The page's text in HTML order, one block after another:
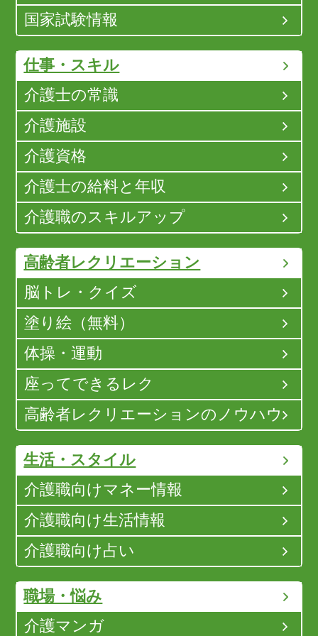
国家試験情報
仕事・スキル
介護士の常識
介護施設
介護資格
介護士の給料と年収
介護職のスキルアップ
高齢者レクリエーション
脳トレ・クイズ
塗り絵（無料）
体操・運動
座ってできるレク
高齢者レクリエーションのノウハウ
生活・スタイル
介護職向けマネー情報
介護職向け生活情報
介護職向け占い
職場・悩み
介護マンガ